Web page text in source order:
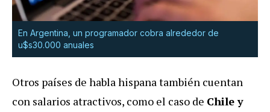
En Argentina, un programador cobra alrededor de
u$s30.000 anuales
Otros países de habla hispana también cuentan
con salarios atractivos, como el caso de Chile y